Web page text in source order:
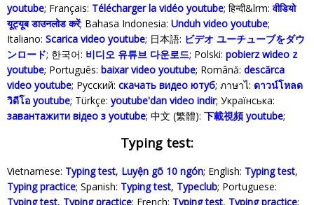
youtube; Français: Télécharger la vidéo youtube; हिन्दी&lrm:वीडियो
यूट्यूब डाउनलोड करें; Bahasa Indonesia‬: Unduh video youtube;
Italiano: Scarica video youtube; 日本語: ビデオ ユーチューブをダウ
ンロード; 한국어: 비디오 유튜브 다운로드; Polski‎: pobierz wideo z
youtube; Português: baixar video youtube; Română: descărca
video youtube; Русский: скачать видео ютуб; ภาษาไ: ดาวน์โหลด
วิดีโอ youtube; Türkçe‬: youtube'dan video indir; Українська‬:
завантажити відео з youtube; 中文 (繁體): 下載視頻 youtube;
Typing test:
Vietnamese: Typing test, Luyện gõ 10 ngón; English: Typing test,
Typing practice; Spanish: Typing test, Typeclub; Portuguese:
Typing test, Typing practice; French: Typing test, Typing practice;